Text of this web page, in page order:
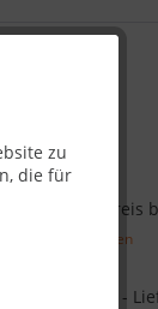
zu
die für
Skonto-Preis
zzgl. Versandkosten
-